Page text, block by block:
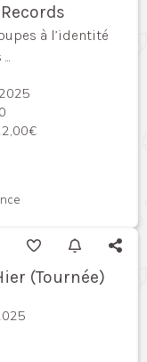
à l’identité
(Tournée)